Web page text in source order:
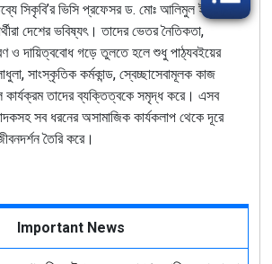
সিকৃবি’র ভিসি প্রফেসর ড. মোঃ আলিমুল ইসলাম
দেশের ভবিষ্যৎ। তাদের ভেতর নৈতিকতা,
ও দায়িত্ববোধ গড়ে তুলতে হলে শুধু পাঠ্যবইয়ের
সাংস্কৃতিক কর্মকান্ড, স্বেচ্ছাসেবামূলক কাজ
কার্যক্রম তাদের ব্যক্তিত্বকে সমৃদ্ধ করে। এসব
সব ধরনের অসামাজিক কার্যকলাপ থেকে দূরে
তৈরি করে।
Important News